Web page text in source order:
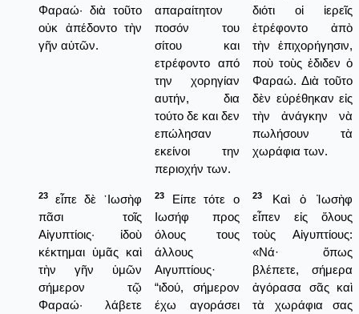
Φαραώ· διὰ τοῦτο
οὐκ ἀπέδοντο τὴν
γῆν αὐτῶν.
απαραίτητον
ποσόν του
σίτου και
ετρέφοντο από
την χορηγίαν
αυτήν, δια
τούτο δε και δεν
επώλησαν
εκείνοι την
περιοχήν των.
διότι οἱ ἱερεῖς
ἐτρέφοντο ἀπὸ
τὴν ἐπιχορήγησιν,
ποὺ τοὺς ἐδιδεν ὁ
Φαραώ. Διὰ τοῦτο
δὲν εὐρέθηκαν εἰς
τὴν ἀνάγκην νὰ
πωλήσουν τὰ
χωράφια των.
23
εἶπε δὲ ᾿Ιωσὴφ
πᾶσι τοῖς
Αἰγυπτίοις· ἰδοὺ
κέκτημαι ὑμᾶς καὶ
τὴν γῆν ὑμῶν
σήμερον τῷ
Φαραώ· λάβετε
23
Είπε τότε ο
Ιωσήφ προς
όλους τους
άλλους
Αιγυπτίους·
“ιδού, σήμερον
έχω αγοράσει
23
Καὶ ὁ Ἰωσὴφ
εἶπεν εἰς ὅλους
τοὺς Αἰγυπτίους:
«Νά· ὅπως
βλέπετε, σήμερα
ἀγόρασα σᾶς καὶ
τὰ χωράφια σας